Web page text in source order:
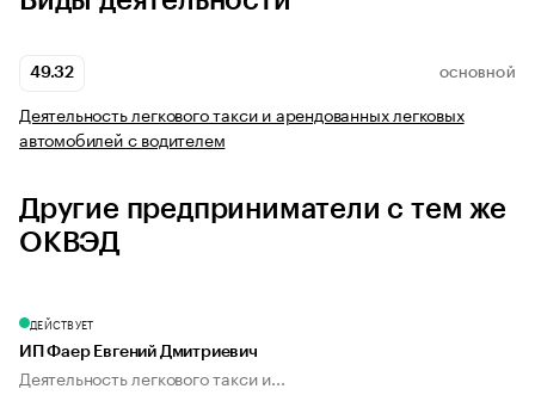
49.32 ОСНОВНОЙ
Деятельность легкового такси и арендованных легковых
автомобилей с водителем
Другие предприниматели с тем же
ОКВЭД
ДЕЙСТВУЕТ
ИП Фаер Евгений Дмитриевич
Деятельность легкового такси и...